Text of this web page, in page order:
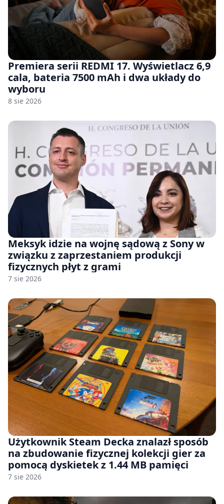
Premiera serii REDMI 17. Wyświetlacz 6,9
cala, bateria 7500 mAh i dwa układy do
wyboru
8 sie 2026
Meksyk idzie na wojnę sądową z Sony w
związku z zaprzestaniem produkcji
fizycznych płyt z grami
7 sie 2026
Użytkownik Steam Decka znalazł sposób
na zbudowanie fizycznej kolekcji gier za
pomocą dyskietek z 1.44 MB pamięci
7 sie 2026